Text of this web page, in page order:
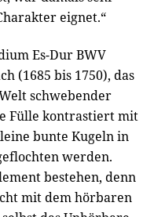
eignet.“
Es-Dur BWV
(1685 bis 1750), das
schwebender
Fülle kontrastiert mit
bunte Kugeln in
werden.
bestehen, denn
mit dem hörbaren